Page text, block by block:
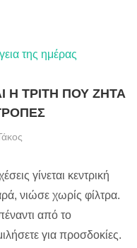
Η ΤΡΙΤΗ ΠΟΥ ΖΗΤΑ
γίνεται κεντρική
νιώσε χωρίς φίλτρα.
από το
για προσδοκίες.